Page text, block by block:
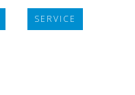
SERVICE